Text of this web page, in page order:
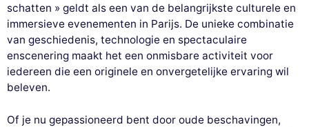
schatten » geldt als een van de belangrijkste culturele en
immersieve evenementen in Parijs. De unieke combinatie
van geschiedenis, technologie en spectaculaire
enscenering maakt het een onmisbare activiteit voor
iedereen die een originele en onvergetelijke ervaring wil
beleven.
Of je nu gepassioneerd bent door oude beschavingen,